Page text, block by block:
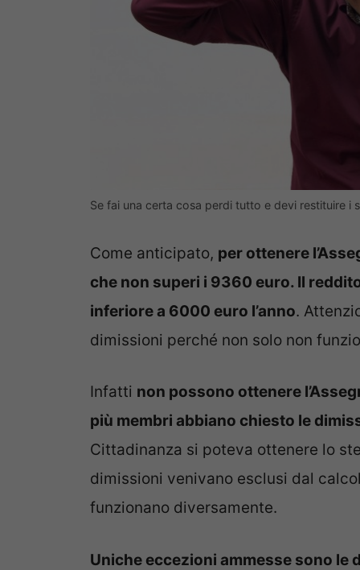
Se fai una certa cosa perdi tutto e devi restituire i
Come anticipato, per ottenere
che non superi i 9360 euro. Il
inferiore a 6000 euro l’anno.
dimissioni perché non solo non
Infatti non possono ottenere
più membri abbiano chiesto le
Cittadinanza si poteva ottenere lo
dimissioni venivano esclusi dal
funzionano diversamente.
Uniche eccezioni ammesse sono le